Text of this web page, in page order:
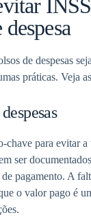
de despesas
práticas. Veja
chave para evitar
ser
pagamento. A
o valor pago é